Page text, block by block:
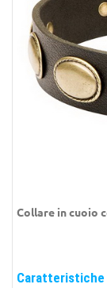
Collare in cuoio
Caratteristiche